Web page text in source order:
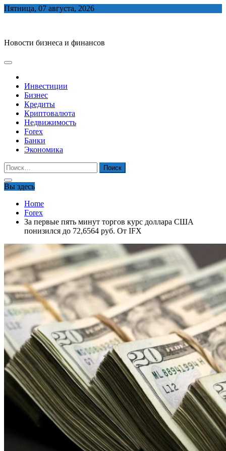
Skip
Пятница, 07 августа, 2026
Новости бизнеса и финансов
Инвестиции
Бизнес
Кредиты
Криптовалюта
Недвижимость
Forex
Банки
Экономика
Найти:
Вы здесь
Home
Forex
За первые пять минут торгов курс доллара США
понизился до 72,6564 руб. От IFX